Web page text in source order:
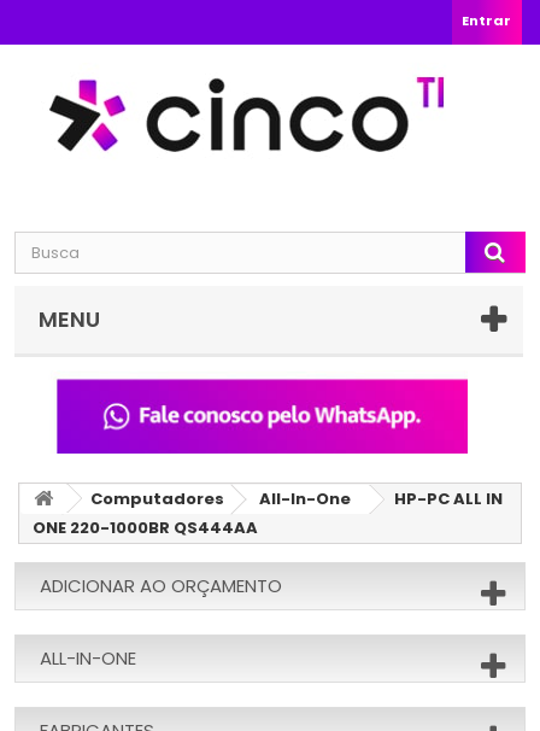
Entrar
MENU
Computadores All-In-One
HP-PC ALL IN
ONE 220-1000BR QS444AA
ADICIONAR AO ORÇAMENTO
ALL-IN-ONE